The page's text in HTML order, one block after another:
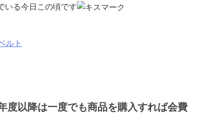
いる今日この頃です
ルト
度以降は一度でも商品を購入すれば会費